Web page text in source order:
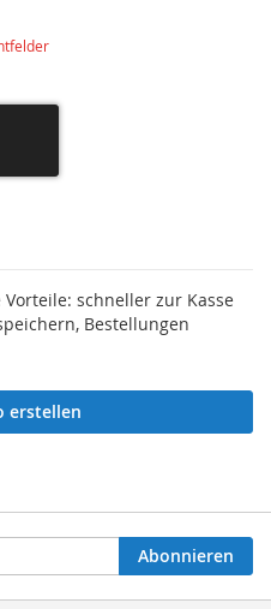
schneller zur Kasse
Bestellungen
erstellen
Abonnieren